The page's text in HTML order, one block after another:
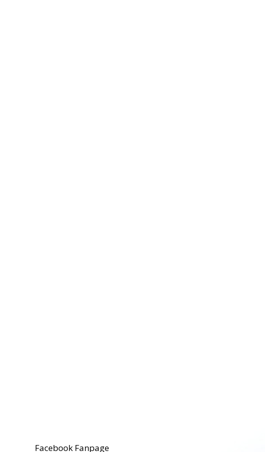
Facebook Fanpage